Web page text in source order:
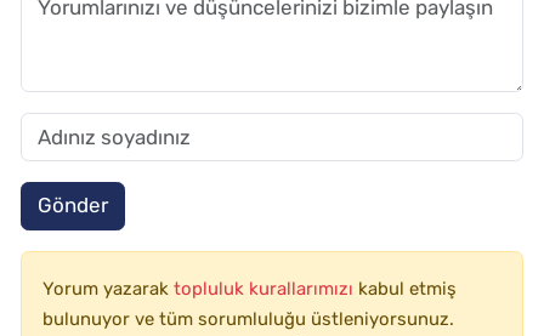
Gönder
Yorum yazarak topluluk kurallarımızı kabul etmiş
bulunuyor ve tüm sorumluluğu üstleniyorsunuz.